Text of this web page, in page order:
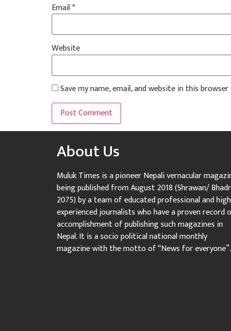
Email*
Website
Save my name, email, and website in this
About Us
Muluk Times is a pioneer Nepali vernacular
being published from August 2018 (Shrawan/
2075) by a team of educated professional and
experienced journalists who have a proven record
accomplishment of publishing such magazines in
Nepal. It is a socio political national monthly
magazine with the motto of “News for everyone”.